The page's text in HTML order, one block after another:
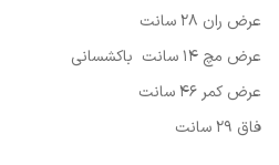
عرض ران 28 سانت
عرض مچ 14 سانت باکشسانی
عرض کمر 46 سانت
فاق 29 سانت